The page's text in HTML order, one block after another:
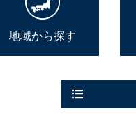
地域から探す